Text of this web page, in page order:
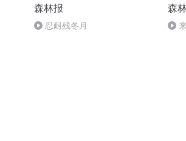
森林报
忍耐残冬月
森